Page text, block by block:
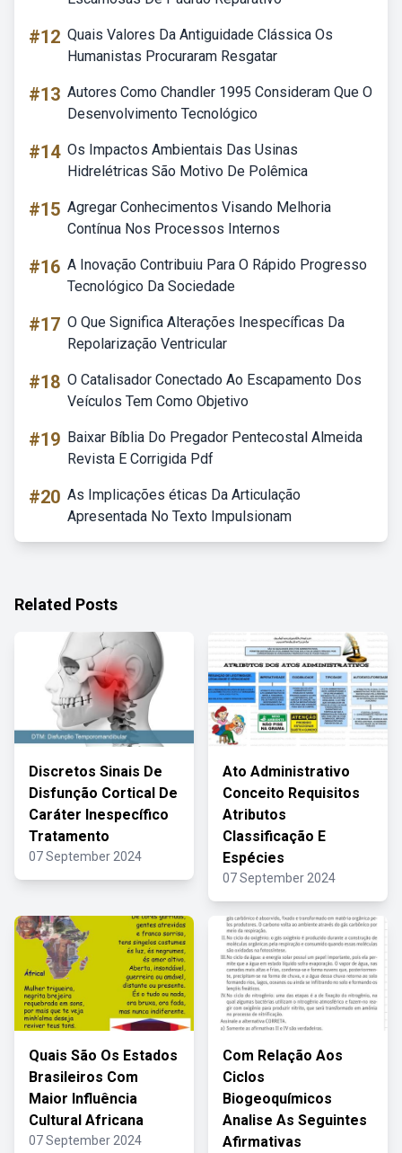
#12 Quais Valores Da Antiguidade Clássica Os
Humanistas Procuraram Resgatar
#13 Autores Como Chandler 1995 Consideram Que O
Desenvolvimento Tecnológico
#14 Os Impactos Ambientais Das Usinas
Hidrelétricas São Motivo De Polêmica
#15 Agregar Conhecimentos Visando Melhoria
Contínua Nos Processos Internos
#16 A Inovação Contribuiu Para O Rápido Progresso
Tecnológico Da Sociedade
#17 O Que Significa Alterações Inespecíficas Da
Repolarização Ventricular
#18 O Catalisador Conectado Ao Escapamento Dos
Veículos Tem Como Objetivo
#19 Baixar Bíblia Do Pregador Pentecostal Almeida
Revista E Corrigida Pdf
#20 As Implicações éticas Da Articulação
Apresentada No Texto Impulsionam
Related Posts
Discretos Sinais De
Disfunção Cortical De
Caráter Inespecífico
Tratamento
07 September 2024
Ato Administrativo
Conceito Requisitos
Atributos
Classificação E
Espécies
07 September 2024
Quais São Os Estados
Brasileiros Com
Maior Influência
Cultural Africana
07 September 2024
Com Relação Aos
Ciclos
Biogeoquímicos
Analise As Seguintes
Afirmativas